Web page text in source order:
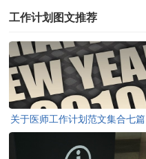
工作计划图文推荐
关于医师工作计划范文集合七篇